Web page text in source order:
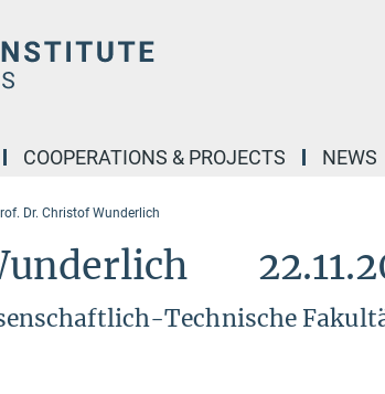
COOPERATIONS & PROJECTS NEWS
Dr. Christof Wunderlich
Technische